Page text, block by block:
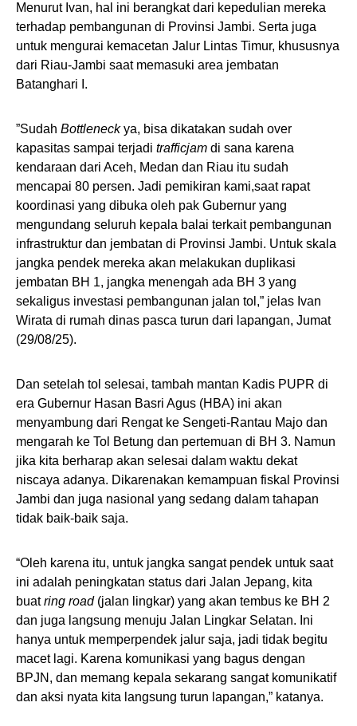
Menurut Ivan, hal ini berangkat dari kepedulian mereka
terhadap pembangunan di Provinsi Jambi. Serta juga
untuk mengurai kemacetan Jalur Lintas Timur, khususnya
dari Riau-Jambi saat memasuki area jembatan
Batanghari I.
”Sudah Bottleneckya, bisa dikatakan sudah over
kapasitas sampai terjadi trafficjam di sana karena
kendaraan dari Aceh, Medan dan Riau itu sudah
mencapai 80 persen. Jadi pemikiran kami,saat rapat
koordinasi yang dibuka oleh pak Gubernur yang
mengundang seluruh kepala balai terkait pembangunan
infrastruktur dan jembatan di Provinsi Jambi. Untuk skala
jangka pendek mereka akan melakukan duplikasi
jembatan BH 1, jangka menengah ada BH 3 yang
sekaligus investasi pembangunan jalan tol,” jelas Ivan
Wirata di rumah dinas pasca turun dari lapangan, Jumat
(29/08/25).
Dan setelah tol selesai, tambah mantan Kadis PUPR di
era Gubernur Hasan Basri Agus (HBA) ini akan
menyambung dari Rengat ke Sengeti-Rantau Majo dan
mengarah ke Tol Betung dan pertemuan di BH 3. Namun
jika kita berharap akan selesai dalam waktu dekat
niscaya adanya. Dikarenakan kemampuan fiskal Provinsi
Jambi dan juga nasional yang sedang dalam tahapan
tidak baik-baik saja.
“Oleh karena itu, untuk jangka sangat pendek untuk saat
ini adalah peningkatan status dari Jalan Jepang, kita
buatring road(jalan lingkar) yang akan tembus ke BH 2
dan juga langsung menuju Jalan Lingkar Selatan. Ini
hanya untuk memperpendek jalur saja, jadi tidak begitu
macet lagi. Karena komunikasi yang bagus dengan
BPJN, dan memang kepala sekarang sangat komunikatif
dan aksi nyata kita langsung turun lapangan,” katanya.